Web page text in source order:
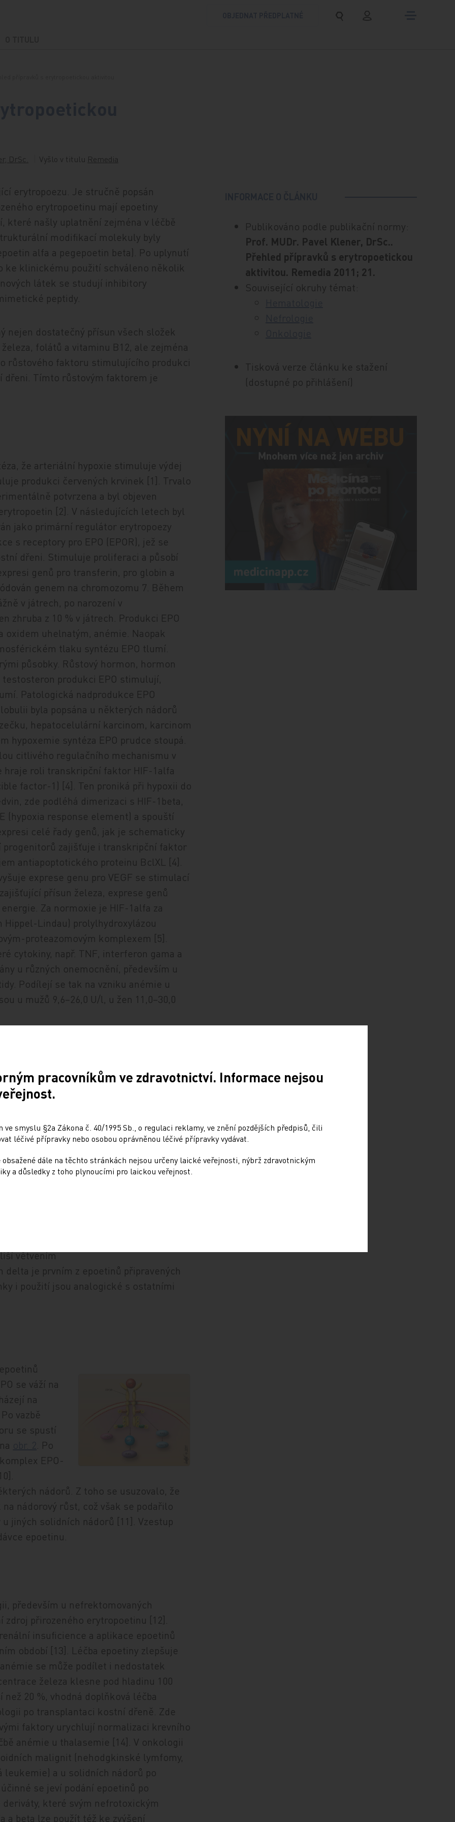
DrSc. Vyšlo v titulu Remedia
erytropoezu. Je stručně popsán
erytropoetinu mají epoetiny
které našly uplatnění zejména v léčbě
modifikací molekuly byly
alfa a pegepoetin beta). Po uplynutí
ke klinickému použití schváleno několik
látek se studují inhibitory
peptidy.
nejen dostatečný přísun všech složek
folátů a vitaminu B12, ale zejména
růstového faktoru stimulujícího produkci
dřeni. Tímto růstovým faktorem je
že arteriální hypoxie stimuluje výdej
produkci červených krvinek [1]. Trvalo
potvrzena a byl objeven
[2]. V následujících letech byl
jako primární regulátor erytropoezy
s receptory pro EPO (EPOR), jež se
dřeni. Stimuluje proliferaci a působí
genů pro transferin, pro globin a
genem na chromozomu 7. Během
v játrech, po narození v
zhruba z 10 % v játrech. Produkci EPO
oxidem uhelnatým, anémie. Naopak
tlaku syntézu EPO tlumí.
působky. Růstový hormon, hormon
produkci EPO stimulují,
Patologická nadprodukce EPO
byla popsána u některých nádorů
hepatocelulární karcinom, karcinom
hypoxemie syntéza EPO prudce stoupá.
citlivého regulačního mechanismu v
hraje roli transkripční faktor HIF-1alfa
factor-1) [4]. Ten proniká při hypoxii do
zde podléhá dimerizaci s HIF-1beta,
(hypoxia response element) a spouští
celé řady genů, jak je schematicky
progenitorů zajišťuje i transkripční faktor
antiapoptotického proteinu BclXL [4].
exprese genu pro VEGF se stimulací
přísun železa, exprese genů
Za normoxie je HIF-1alfa za
Lindau) prolylhydroxylázou
proteazomovým komplexem [5].
cytokiny, např. TNF, interferon gama a
u různých onemocnění, především u
Podílejí se tak na vzniku anémie u
u mužů 9,6–26,0 U/l, u žen 11,0–30,0
rolí EPO. Působí též na endoteliální
ovlivňující regeneraci neuronů po
pro retinální fotoreceptory, a tím i
Zlepšuje též funkci myokardu svým
ovaria
na
a beta [6].
V dalších
–
větvením
je prvním z epoetinů připravených
i použití jsou analogické s ostatními
se váží na
na
vazbě
se spustí
. Po
EPO-
nádorů. Z toho se usuzovalo, že
nádorový růst, což však se podařilo
jiných solidních nádorů [11]. Vzestup
epoetinu.
především u nefrektomovaných
zdroj přirozeného erytropoetinu [12].
insuficience a aplikace epoetinů
období [13]. Léčba epoetiny zlepšuje
se může podílet i nedostatek
železa klesne pod hladinu 100
20 %, vhodná doplňková léčba
po transplantaci kostní dřeně. Zde
faktory urychlují normalizaci krevního
anémie u thalasemie [14]. V onkologii
malignit (nehodgkinské lymfomy,
a u solidních nádorů po
se jeví podání epoetinů po
které svým nefrotoxickým
a beta lze použít též ke zvýšení
Publikováno podle publikační normy:
Prof. MUDr. Pavel Klener, DrSc..
Přehled přípravků s erytropoetickou
aktivitou. Remedia 2011; 21.
Související okruhy témat:
Tisková verze článku ke stažení
(dostupné po přihlášení)
pracovníkům ve zdravotnictví. Informace nejsou
smyslu §2a Zákona č. 40/1995 Sb., o regulaci reklamy, ve znění pozdějších předpisů, čili
léčivé přípravky nebo osobou oprávněnou léčivé přípravky vydávat.
dále na těchto stránkách nejsou určeny laické veřejnosti, nýbrž zdravotnickým
a důsledky z toho plynoucími pro laickou veřejnost.